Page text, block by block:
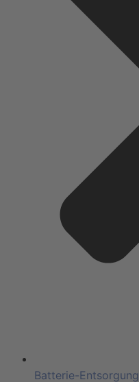
Batterie-Entsorgung